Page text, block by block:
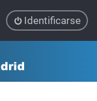
Identificarse